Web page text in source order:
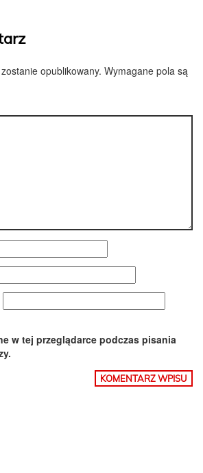
opublikowany. Wymagane pola są
w tej przeglądarce podczas pisania